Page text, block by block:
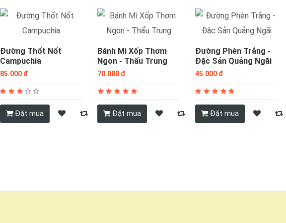
Đường Thốt Nốt
Campuchia
85.000 đ
Đặt mua
Bánh Mì Xốp Thơm
Ngon - Thẩu Trung
70.000 đ
Đặt mua
Đường Phèn Trắng -
Đặc Sản Quảng Ngãi
45.000 đ
Đặt mua